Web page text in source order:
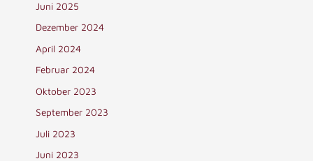
Juni 2025
Dezember 2024
April 2024
Februar 2024
Oktober 2023
September 2023
Juli 2023
Juni 2023